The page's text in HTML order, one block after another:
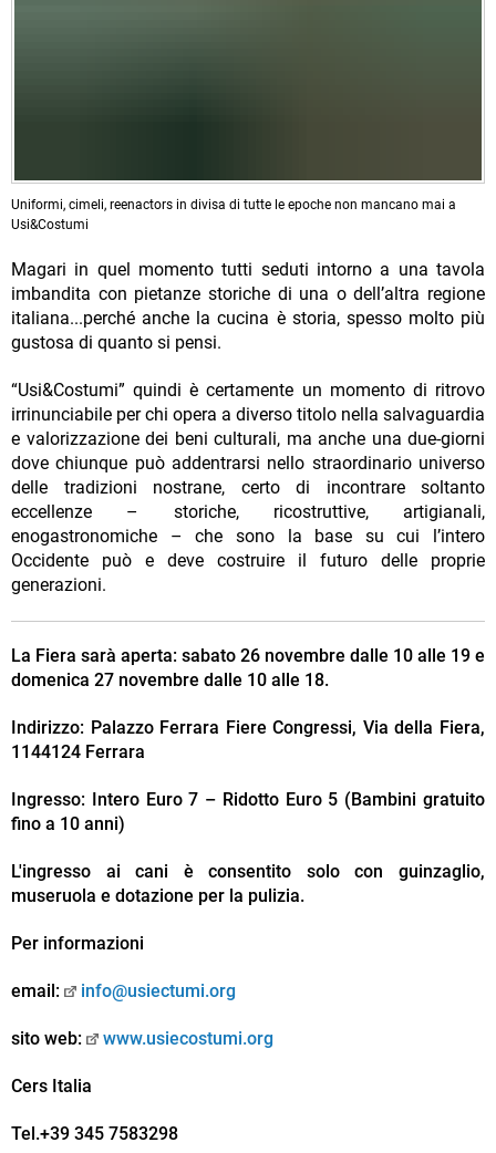
Uniformi, cimeli, reenactors in divisa di tutte le epoche non mancano mai a
Usi&Costumi
Magari in quel momento tutti seduti intorno a una tavola
imbandita con pietanze storiche di una o dell’altra regione
italiana...perché anche la cucina è storia, spesso molto più
gustosa di quanto si pensi.
“Usi&Costumi” quindi è certamente un momento di ritrovo
irrinunciabile per chi opera a diverso titolo nella salvaguardia
e valorizzazione dei beni culturali, ma anche una due-giorni
dove chiunque può addentrarsi nello straordinario universo
delle tradizioni nostrane, certo di incontrare soltanto
eccellenze – storiche, ricostruttive, artigianali,
enogastronomiche – che sono la base su cui l’intero
Occidente può e deve costruire il futuro delle proprie
generazioni.
La Fiera sarà aperta: sabato 26 novembre dalle 10 alle 19 e
domenica 27 novembre dalle 10 alle 18.
Indirizzo: Palazzo Ferrara Fiere Congressi, Via della Fiera,
1144124 Ferrara
Ingresso: Intero Euro 7 – Ridotto Euro 5 (Bambini gratuito
fino a 10 anni)
L'ingresso ai cani è consentito solo con guinzaglio,
museruola e dotazione per la pulizia.
Per informazioni
email: info@usiectumi.org
sito web: www.usiecostumi.org
Cers Italia
Tel.+39 345 7583298